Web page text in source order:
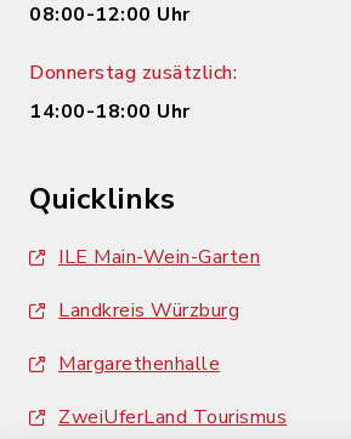
08:00-12:00 Uhr
Donnerstag zusätzlich:
14:00-18:00 Uhr
Quicklinks
ILE Main-Wein-Garten
Landkreis Würzburg
Margarethenhalle
ZweiUferLand Tourismus